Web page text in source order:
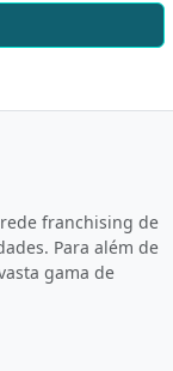
rede franchising de
Para além de
gama de